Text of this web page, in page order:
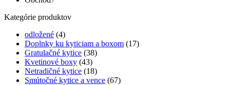
Kategórie produktov
odložené (4)
Doplnky ku kyticiam a boxom (17)
Gratulačné kytice (38)
Kvetinové boxy (43)
Netradičné kytice (18)
Smútočné kytice a vence (67)